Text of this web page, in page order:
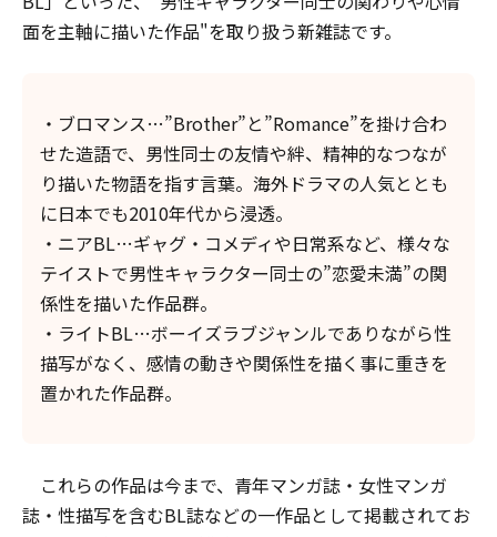
面を主軸に描いた作品"を取り扱う新雑誌です。
・ブロマンス…”Brother”と”Romance”を掛け合わ
せた造語で、男性同士の友情や絆、精神的なつなが
り描いた物語を指す言葉。海外ドラマの人気ととも
に日本でも2010年代から浸透。
・ニアBL…ギャグ・コメディや日常系など、様々な
テイストで男性キャラクター同士の”恋愛未満”の関
係性を描いた作品群。
・ライトBL…ボーイズラブジャンルでありながら性
描写がなく、感情の動きや関係性を描く事に重きを
置かれた作品群。
これらの作品は今まで、青年マンガ誌・女性マンガ
誌・性描写を含むBL誌などの一作品として掲載されてお